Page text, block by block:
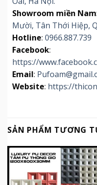
Showroom miền Nam:
Mười, Tân Thới Hiệp,
Hotline: 0966.887.739
Facebook:
https://
Email:
Website: https://
SẢN PHẨM TƯƠNG